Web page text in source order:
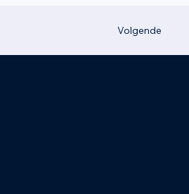
Volgende